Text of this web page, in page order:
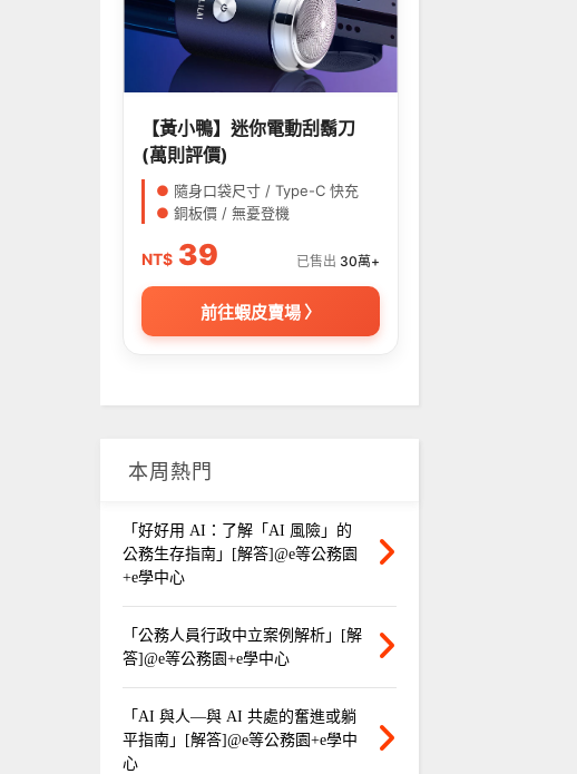
【黃小鴨】迷你電動刮鬍刀
(萬則評價)
● 隨身口袋尺寸 / Type-C 快充
● 銅板價 / 無憂登機
NT$ 39 已售出 30萬+
前往蝦皮賣場 〉
本周熱門
「好好用 AI：了解「AI 風險」的
公務生存指南」[解答]@e等公務園
+e學中心
「公務人員行政中立案例解析」[解
答]@e等公務園+e學中心
「AI 與人—與 AI 共處的奮進或躺
平指南」[解答]@e等公務園+e學中
心